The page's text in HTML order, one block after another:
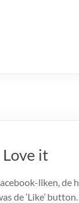
Love it
liken,
de ‘Like’